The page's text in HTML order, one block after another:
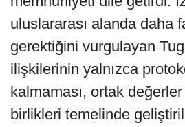
uluslararası alanda daha
gerektiğini vurgulayan
ilişkilerinin yalnızca
kalmaması, ortak
birlikleri temelinde